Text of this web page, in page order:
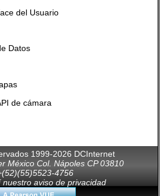
del Usuario
Datos
de cámara
1999-2026 DCInternet
México Col. Nápoles CP 03810
4756
nuestro aviso de privacidad